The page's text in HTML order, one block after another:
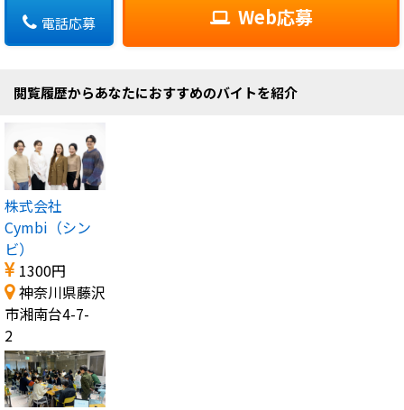
電話応募 Web応募
閲覧履歴からあなたにおすすめのバイトを紹介
株式会社
Cymbi（シン
ビ）
1300円
神奈川県藤沢
市湘南台4-7-
2